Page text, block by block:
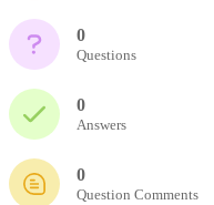
0
Questions
0
Answers
0
Question Comments